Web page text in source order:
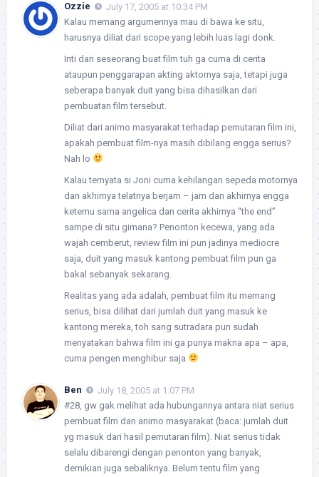
Ozzie
July 17, 2005 at 10:34 PM
Kalau memang argumennya mau di bawa ke situ,
harusnya diliat dari scope yang lebih luas lagi donk.
Inti dari seseorang buat film tuh ga cuma di cerita
ataupun penggarapan akting aktornya saja, tetapi juga
seberapa banyak duit yang bisa dihasilkan dari
pembuatan film tersebut.
Diliat dari animo masyarakat terhadap pemutaran film ini,
apakah pembuat film-nya masih dibilang engga serius?
Nah lo
Kalau ternyata si Joni cuma kehilangan sepeda motornya
dan akhirnya telatnya berjam – jam dan akhirnya engga
ketemu sama angelica dan cerita akhirnya “the end”
sampe di situ gimana? Penonton kecewa, yang ada
wajah cemberut, review film ini pun jadinya mediocre
saja, duit yang masuk kantong pembuat film pun ga
bakal sebanyak sekarang.
Realitas yang ada adalah, pembuat film itu memang
serius, bisa dilihat dari jumlah duit yang masuk ke
kantong mereka, toh sang sutradara pun sudah
menyatakan bahwa film ini ga punya makna apa – apa,
cuma pengen menghibur saja
Ben
July 18, 2005 at 1:07 PM
#28, gw gak melihat ada hubungannya antara niat serius
pembuat film dan animo masyarakat (baca: jumlah duit
yg masuk dari hasil pemutaran film). Niat serius tidak
selalu dibarengi dengan penonton yang banyak,
demikian juga sebaliknya. Belum tentu film yang